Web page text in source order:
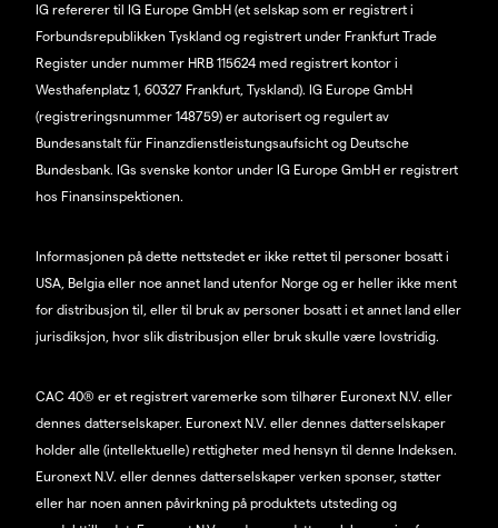
IG refererer til IG Europe GmbH (et selskap som er registrert i
Forbundsrepublikken Tyskland og registrert under Frankfurt Trade
Register under nummer HRB 115624 med registrert kontor i
Westhafenplatz 1, 60327 Frankfurt, Tyskland). IG Europe GmbH
(registreringsnummer 148759) er autorisert og regulert av
Bundesanstalt für Finanzdienstleistungsaufsicht og Deutsche
Bundesbank. IGs svenske kontor under IG Europe GmbH er registrert
hos Finansinspektionen.
Informasjonen på dette nettstedet er ikke rettet til personer bosatt i
USA, Belgia eller noe annet land utenfor Norge og er heller ikke ment
for distribusjon til, eller til bruk av personer bosatt i et annet land eller
jurisdiksjon, hvor slik distribusjon eller bruk skulle være lovstridig.
CAC 40® er et registrert varemerke som tilhører Euronext N.V. eller
dennes datterselskaper. Euronext N.V. eller dennes datterselskaper
holder alle (intellektuelle) rettigheter med hensyn til denne Indeksen.
Euronext N.V. eller dennes datterselskaper verken sponser, støtter
eller har noen annen påvirkning på produktets utsteding og